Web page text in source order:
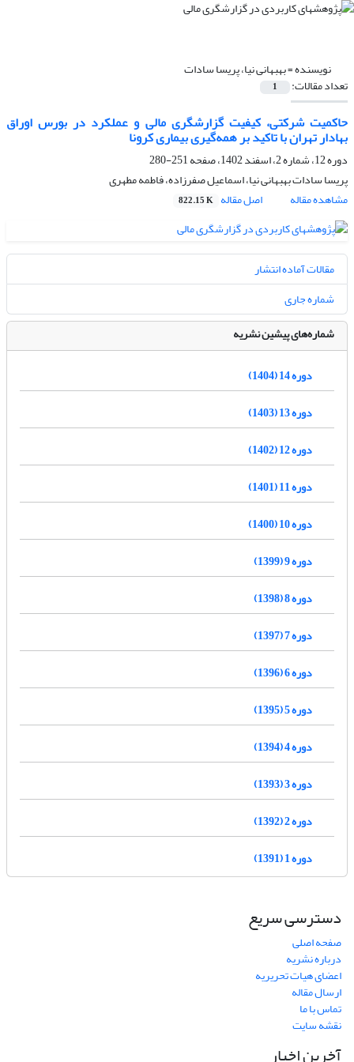
نویسنده =بهبهانی نیا، پریسا سادات
تعداد مقالات: 1
حاکمیت شرکتی، کیفیت گزارشگری مالی و عملکرد در بورس اوراق
بهادار تهران با تاکید بر همه‌گیری بیماری کرونا
دوره 12، شماره 2، اسفند 1402، صفحه
251-280
پریسا سادات بهبهانی نیا، اسماعیل صفرزاده، فاطمه مطهری
مشاهده مقاله
اصل مقاله 822.15 K
مقالات آماده انتشار
شماره جاری
شماره‌های پیشین نشریه
دوره 14 (1404)
دوره 13 (1403)
دوره 12 (1402)
دوره 11 (1401)
دوره 10 (1400)
دوره 9 (1399)
دوره 8 (1398)
دوره 7 (1397)
دوره 6 (1396)
دوره 5 (1395)
دوره 4 (1394)
دوره 3 (1393)
دوره 2 (1392)
دوره 1 (1391)
دسترسی سریع
صفحه اصلی
درباره نشریه
اعضای هیات تحریریه
ارسال مقاله
تماس با ما
نقشه سایت
آخرین اخبار